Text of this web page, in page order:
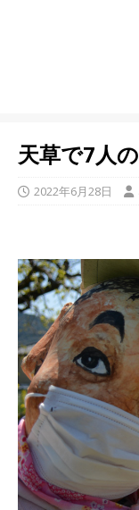
天草で7人
2022年6月28日